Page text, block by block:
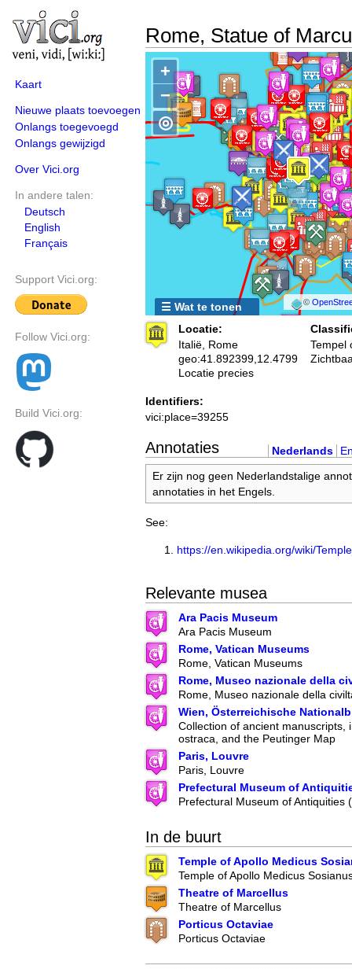
Kaart
Nieuwe plaats toevoegen
Onlangs toegevoegd
Onlangs gewijzigd
Over Vici.org
In andere talen:
Deutsch
English
Français
Support Vici.org:
Follow Vici.org:
Build Vici.org:
Rome, Statue of
+
−
©
◎
☰ Wat te tonen
Locatie:
Italië, Rome
geo:41.892399,12.4799
Locatie precies
Tempel
Identifiers:
vici:place=39255
Annotaties Nederlands
Er zijn nog geen Nederlandstalige
annotaties in het Engels.
See:
https://en.wikipedia.org/wiki/
Relevante musea
Ara Pacis Museum
Ara Pacis Museum
Rome, Vatican Museums
Rome, Vatican Museums
Rome, Museo nazionale della
Rome, Museo nazionale della
Wien, Österreichische
Collection of ancient manuscripts,
ostraca, and the Peutinger Map
Paris, Louvre
Paris, Louvre
Prefectural Museum of
Prefectural Museum of Antiquities
In de buurt
Temple of Apollo Medicus
Temple of Apollo Medicus
Theatre of Marcellus
Theatre of Marcellus
Porticus Octaviae
Porticus Octaviae